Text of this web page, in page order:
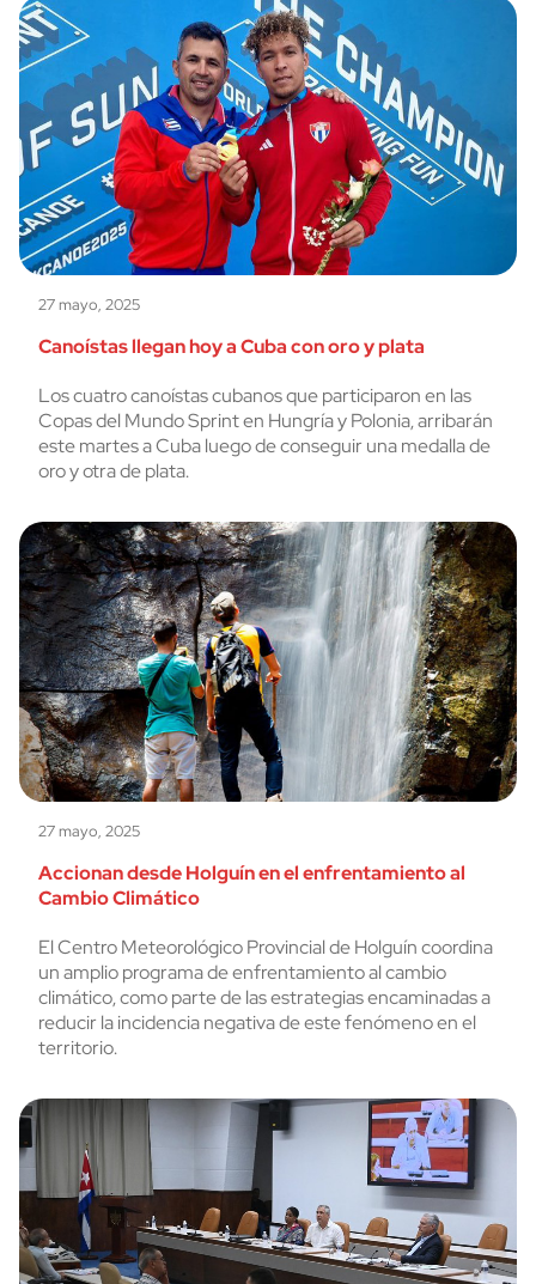
27 mayo, 2025
Canoístas llegan hoy a Cuba con oro y plata
Los cuatro canoístas cubanos que participaron en las
Copas del Mundo Sprint en Hungría y Polonia, arribarán
este martes a Cuba luego de conseguir una medalla de
oro y otra de plata.
27 mayo, 2025
Accionan desde Holguín en el enfrentamiento al
Cambio Climático
El Centro Meteorológico Provincial de Holguín coordina
un amplio programa de enfrentamiento al cambio
climático, como parte de las estrategias encaminadas a
reducir la incidencia negativa de este fenómeno en el
territorio.